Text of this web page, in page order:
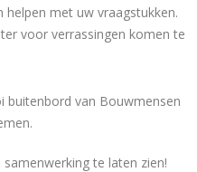
met uw vraagstukken.
voor verrassingen komen te
buitenbord van Bouwmensen
te laten zien!